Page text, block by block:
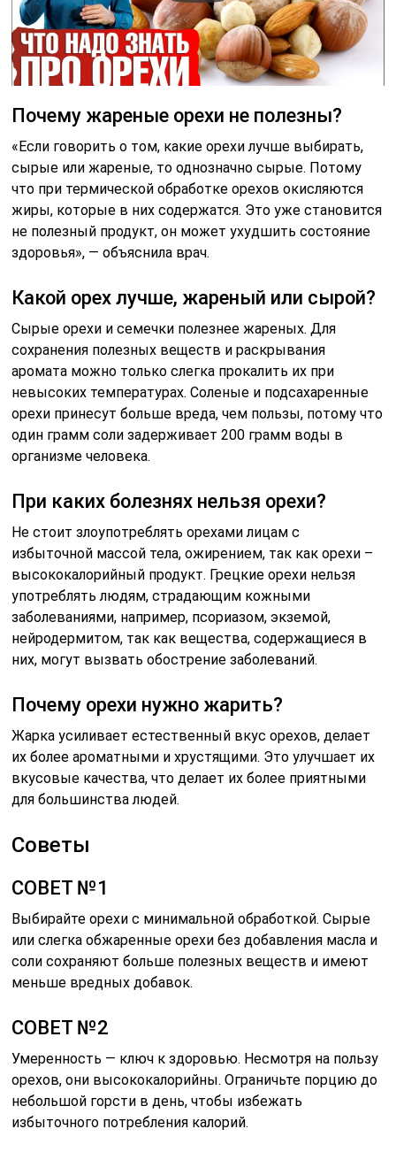
Почему жареные орехи не полезны?
«Если говорить о том, какие орехи лучше выбирать,
сырые или жареные, то однозначно сырые. Потому
что при термической обработке орехов окисляются
жиры, которые в них содержатся. Это уже становится
не полезный продукт, он может ухудшить состояние
здоровья», — объяснила врач.
Какой орех лучше, жареный или сырой?
Сырые орехи и семечки полезнее жареных. Для
сохранения полезных веществ и раскрывания
аромата можно только слегка прокалить их при
невысоких температурах. Соленые и подсахаренные
орехи принесут больше вреда, чем пользы, потому что
один грамм соли задерживает 200 грамм воды в
организме человека.
При каких болезнях нельзя орехи?
Не стоит злоупотреблять орехами лицам с
избыточной массой тела, ожирением, так как орехи –
высококалорийный продукт. Грецкие орехи нельзя
употреблять людям, страдающим кожными
заболеваниями, например, псориазом, экземой,
нейродермитом, так как вещества, содержащиеся в
них, могут вызвать обострение заболеваний.
Почему орехи нужно жарить?
Жарка усиливает естественный вкус орехов, делает
их более ароматными и хрустящими. Это улучшает их
вкусовые качества, что делает их более приятными
для большинства людей.
Советы
СОВЕТ №1
Выбирайте орехи с минимальной обработкой. Сырые
или слегка обжаренные орехи без добавления масла и
соли сохраняют больше полезных веществ и имеют
меньше вредных добавок.
СОВЕТ №2
Умеренность — ключ к здоровью. Несмотря на пользу
орехов, они высококалорийны. Ограничьте порцию до
небольшой горсти в день, чтобы избежать
избыточного потребления калорий.